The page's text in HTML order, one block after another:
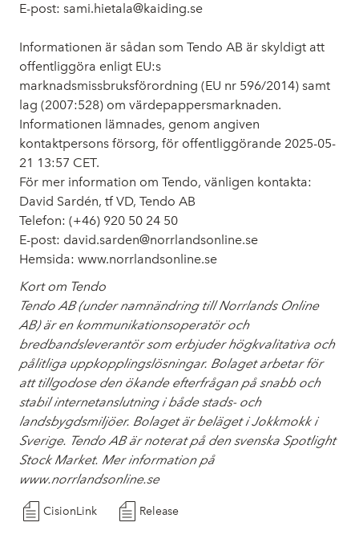
E-post: sami.hietala@kaiding.se
Informationen är sådan som Tendo AB är skyldigt att
offentliggöra enligt EU:s
marknadsmissbruksförordning (EU nr 596/2014) samt
lag (2007:528) om värdepappersmarknaden.
Informationen lämnades, genom angiven
kontaktpersons försorg, för offentliggörande 2025-05-
21 13:57 CET.
För mer information om Tendo, vänligen kontakta:
David Sardén, tf VD, Tendo AB
Telefon: (+46) 920 50 24 50
E-post: david.sarden@norrlandsonline.se
Hemsida: www.norrlandsonline.se
Kort om Tendo
Tendo AB (under namnändring till Norrlands Online
AB) är en kommunikationsoperatör och
bredbandsleverantör som erbjuder högkvalitativa och
pålitliga uppkopplingslösningar. Bolaget arbetar för
att tillgodose den ökande efterfrågan på snabb och
stabil internetanslutning i både stads- och
landsbygdsmiljöer. Bolaget är beläget i Jokkmokk i
Sverige. Tendo AB är noterat på den svenska Spotlight
Stock Market. Mer information på
www.norrlandsonline.se
CisionLink Release